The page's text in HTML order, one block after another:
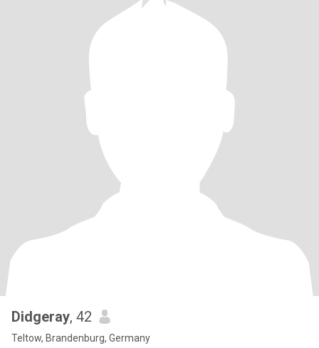
Didgeray, 42
Teltow, Brandenburg, Germany